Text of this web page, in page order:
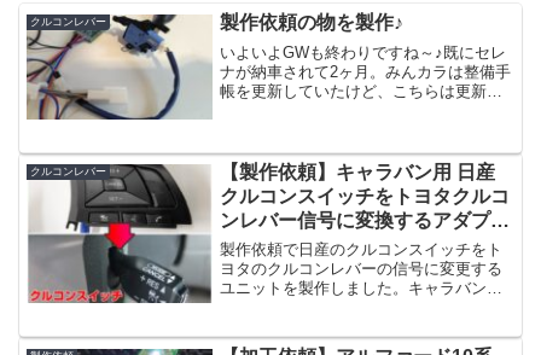
クルコンレバー 製作依頼の物を製作♪
いよいよGWも終わりですね～♪既にセレ
ナが納車されて2ヶ月。みんカラは整備手
帳を更新していたけど、こちらは更新し
たのですが、自分...
クルコンレバー
【製作依頼】キャラバン用 日産
クルコンスイッチをトヨタクルコ
ンレバー信号に変換するアダプタ
製作
製作依頼で日産のクルコンスイッチをト
ヨタのクルコンレバーの信号に変更する
ユニットを製作しました。キャラバン用
ご相談。キットではクルコンONOFFの